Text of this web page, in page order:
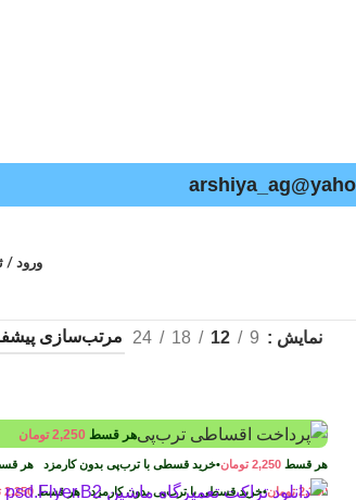
ورود /
نمایش 9
12
18
24
هر قسط 2,250 تومان
هر قسط 2,250 تومان•خرید قسطی با ترب‌پی بدون کارمزد هر
2,250 تومان•خرید قسطی با ترب‌پی بدون کارمزدهر قسط 2,250